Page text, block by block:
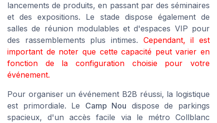
lancements de produits, en passant par des séminaires
et des expositions. Le stade dispose également de
salles de réunion modulables et d'espaces VIP pour
des rassemblements plus intimes. Cependant, il est
important de noter que cette capacité peut varier en
fonction de la configuration choisie pour votre
événement.
Pour organiser un événement B2B réussi, la logistique
est primordiale. Le Camp Nou dispose de parkings
spacieux, d'un accès facile via le métro Collblanc